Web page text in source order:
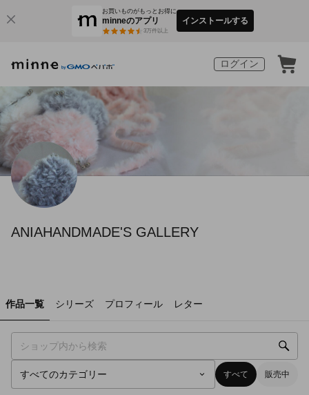
お買いものがもっとお得に
minneのアプリ
3万件以上
インストールする
ログイン
ANIAHANDMADE'S GALLERY
作品一覧 シリーズ プロフィール レター
すべて 販売中